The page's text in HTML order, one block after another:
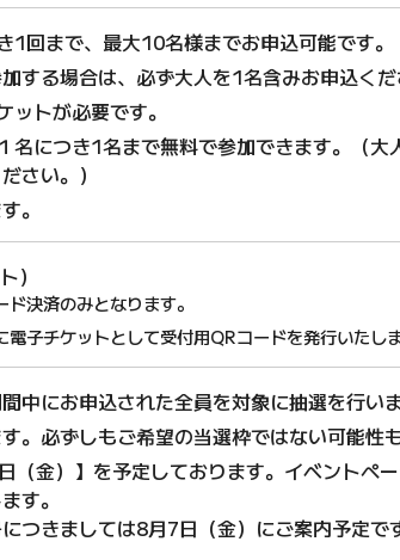
1回まで、最大10名様までお申込可能です。
する場合は、必ず大人を1名含みお申込くだ
トが必要です。
名につき1名まで無料で参加できます。（
さい。）
。
）
決済のみとなります。
子チケットとして受付用QRコードを発行いたしま
中にお申込された全員を対象に抽選を行いま
。必ずしもご希望の当選枠ではない可能性
（金）】を予定しております。イベントペ
す。
つきましては8月7日（金）にご案内予定